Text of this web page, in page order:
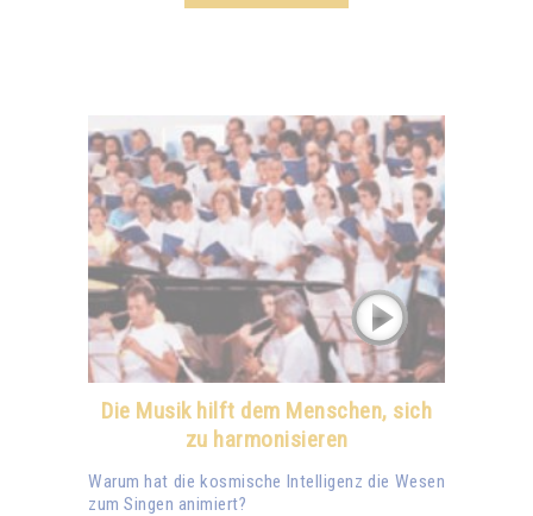
Die Musik hilft dem Menschen, sich
zu harmonisieren
Warum hat die kosmische Intelligenz die Wesen
zum Singen animiert?